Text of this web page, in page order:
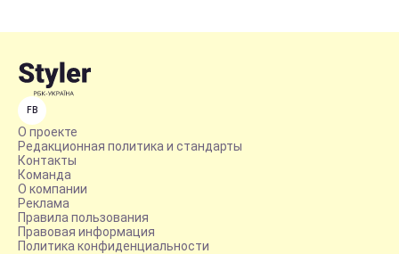
FB
О проекте
Редакционная политика и стандарты
Контакты
Команда
О компании
Реклама
Правила пользования
Правовая информация
Политика конфиденциальности